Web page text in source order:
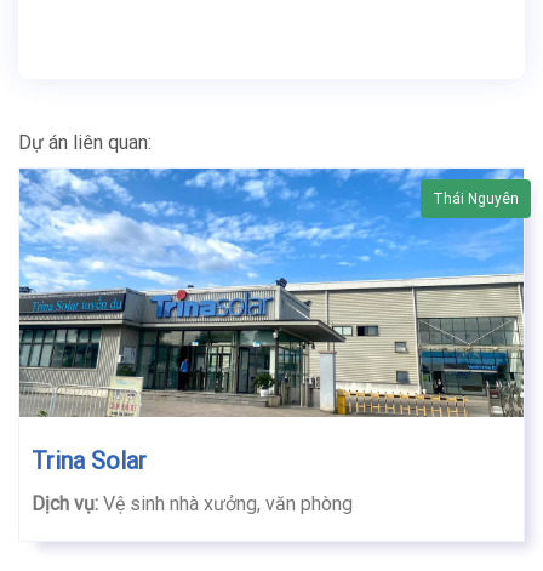
Dự án liên quan:
Thái Nguyên
Trina Solar
Dịch vụ: Vệ sinh nhà xưởng, văn phòng